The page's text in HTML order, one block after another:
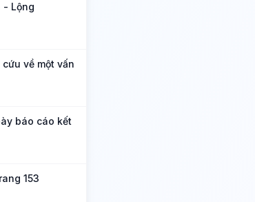
- Lộng
về một vấn
báo cáo kết
153